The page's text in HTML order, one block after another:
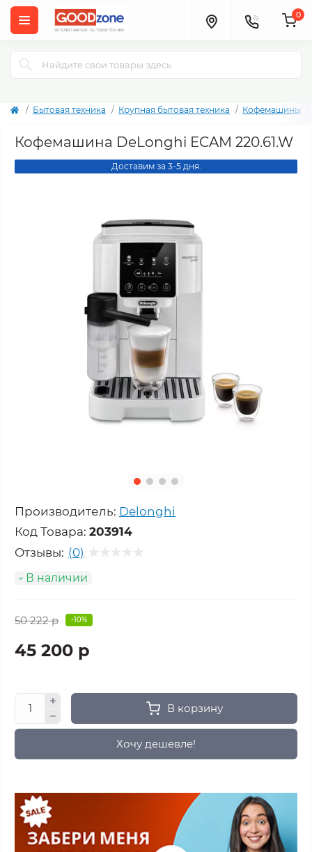
0
Бытовая техника Крупная бытовая техника Кофемашины
Кофемашина DeLonghi ECAM 220.61.W
Доставим за 3-5 дня.
Производитель: Delonghi
Код Товара: 203914
Отзывы: (0)
В наличии
50 222 р -10%
45 200 р
В корзину
Хочу дешевле!